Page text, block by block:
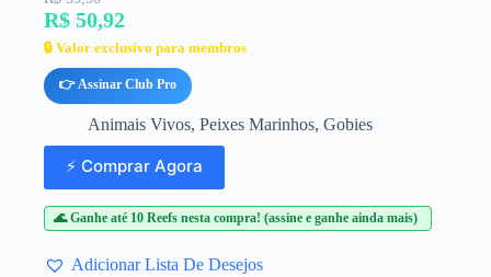
R$ 50,92
🔒 Valor exclusivo para membros
👉 Assinar Club Pro
Animais Vivos, Peixes Marinhos, Gobies
⚡ Comprar Agora
🌊 Ganhe até 10 Reefs nesta compra! (assine e ganhe ainda mais)
Adicionar Lista De Desejos